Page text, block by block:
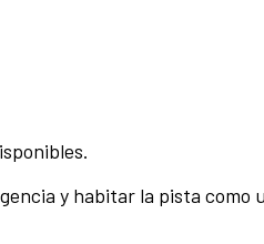
y habitar la pista como